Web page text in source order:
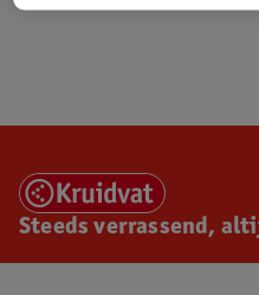
Steeds verrassend,